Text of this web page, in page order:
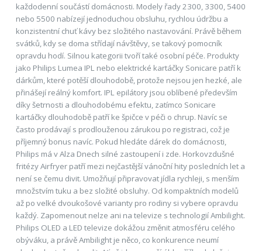
každodenní součástí domácnosti. Modely řady 2300, 3300, 5400
nebo 5500 nabízejí jednoduchou obsluhu, rychlou údržbu a
konzistentní chuť kávy bez složitého nastavování. Právě během
svátků, kdy se doma střídají návštěvy, se takový pomocník
opravdu hodí. Silnou kategorii tvoří také osobní péče. Produkty
jako Philips Lumea IPL nebo elektrické kartáčky Sonicare patří k
dárkům, které potěší dlouhodobě, protože nejsou jen hezké, ale
přinášejí reálný komfort. IPL epilátory jsou oblíbené především
díky šetrnosti a dlouhodobému efektu, zatímco Sonicare
kartáčky dlouhodobě patří ke špičce v péči o chrup. Navíc se
často prodávají s prodlouženou zárukou po registraci, což je
příjemný bonus navíc. Pokud hledáte dárek do domácnosti,
Philips má v Alza Dnech silné zastoupení i zde. Horkovzdušné
fritézy Airfryer patří mezi nejčastější vánoční hity posledních let a
není se čemu divit. Umožňují připravovat jídla rychleji, s menším
množstvím tuku a bez složité obsluhy. Od kompaktních modelů
až po velké dvoukošové varianty pro rodiny si vybere opravdu
každý. Zapomenout nelze ani na televize s technologií Ambilight.
Philips OLED a LED televize dokážou změnit atmosféru celého
obýváku, a právě Ambilight je něco, co konkurence neumí